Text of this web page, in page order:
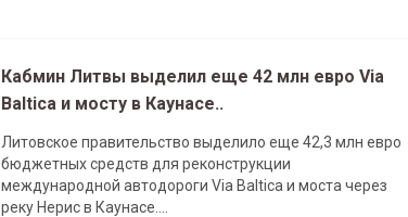
Кабмин Литвы выделил еще 42 млн евро Via
Baltica и мосту в Каунасе..
Литовское правительство выделило еще 42,3 млн евро
бюджетных средств для реконструкции
международной автодороги Via Baltica и моста через
реку Нерис в Каунасе....